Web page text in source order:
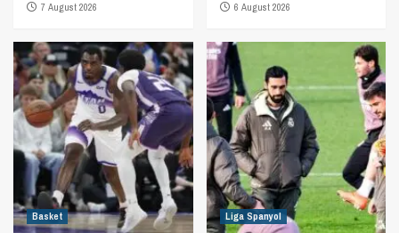
7 August 2026
6 August 2026
Basket Liga Spanyol